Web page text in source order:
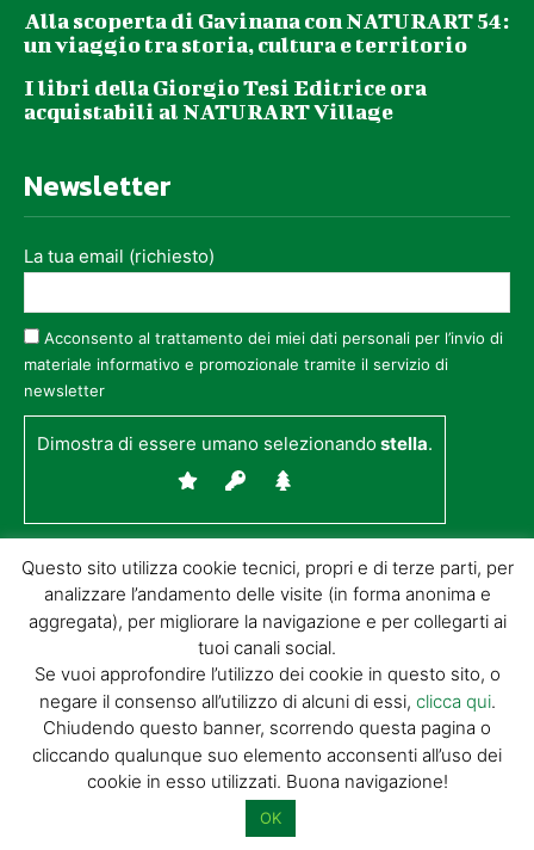
Alla scoperta di Gavinana con NATURART 54:
un viaggio tra storia, cultura e territorio
I libri della Giorgio Tesi Editrice ora
acquistabili al NATURART Village
Newsletter
La tua email (richiesto)
Acconsento al trattamento dei miei dati personali per l’invio di
materiale informativo e promozionale tramite il servizio di
newsletter
Dimostra di essere umano selezionandostella.
© GIORGIO TESI EDITRICE S.R.L. | P.IVA
01732650476 | VIA DI BADIA 14 – 51100 LOC.
BOTTEGONE (PISTOIA) |POWERED BY
ALLYMIND
Cookie Policy
Condizioni
di vendita|Site Map
Questo sito utilizza cookie tecnici, propri e di terze parti, per
analizzare l’andamento delle visite (in forma anonima e
aggregata), per migliorare la navigazione e per collegarti ai
tuoi canali social.
Se vuoi approfondire l’utilizzo dei cookie in questo sito, o
negare il consenso all’utilizzo di alcuni di essi, clicca qui.
Chiudendo questo banner, scorrendo questa pagina o
cliccando qualunque suo elemento acconsenti all’uso dei
cookie in esso utilizzati. Buona navigazione!
OK